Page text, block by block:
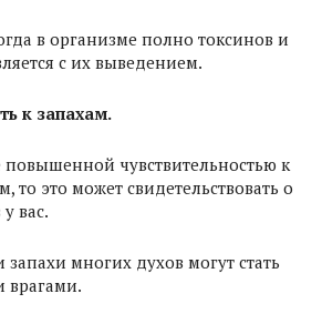
в организме полно токсинов и
с их выведением.
к запахам.
повышенной чувствительностью к
то это может свидетельствовать о
вас.
многих духов могут стать